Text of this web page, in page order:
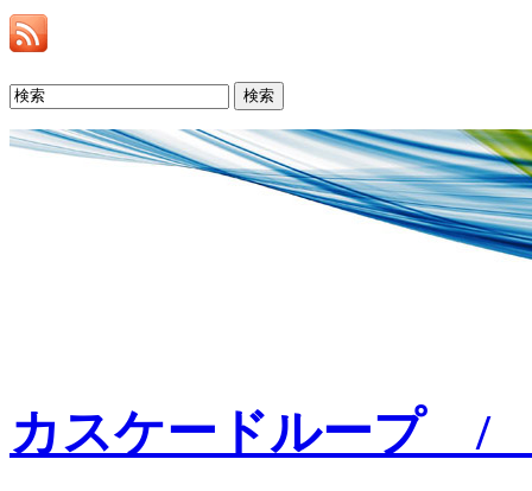
検索
カスケードループ /